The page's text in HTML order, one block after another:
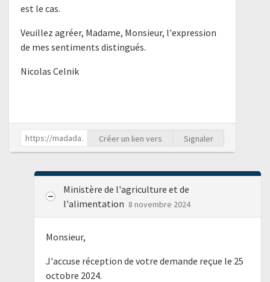
est le cas.
Veuillez agréer, Madame, Monsieur, l'expression
de mes sentiments distingués.
Nicolas Celnik
Créer un lien vers Signaler
Ministère de l'agriculture et de
l'alimentation 8 novembre 2024
Monsieur,
J'accuse réception de votre demande reçue le 25
octobre 2024.